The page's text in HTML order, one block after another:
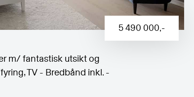
5 490 000,-
m/ fantastisk utsikt og
TV - Bredbånd inkl. -